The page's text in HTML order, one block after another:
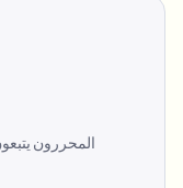
المحررون